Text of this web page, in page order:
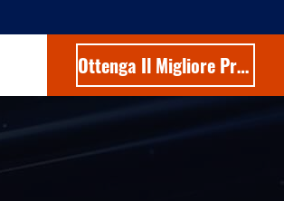
Ottenga Il Migliore Prezzo